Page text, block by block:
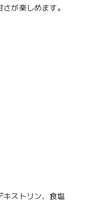
が楽しめます。
キストリン、食塩